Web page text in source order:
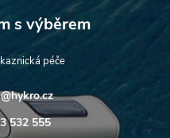
@hykro.cz
532 555